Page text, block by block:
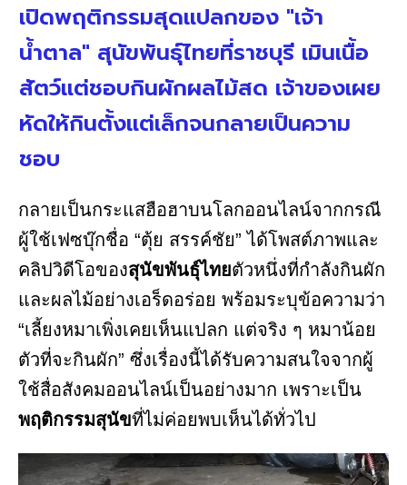
เปิดพฤติกรรมสุดแปลกของ "เจ้า
น้ำตาล" สุนัขพันธุ์ไทยที่ราชบุรี เมินเนื้อ
สัตว์แต่ชอบกินผักผลไม้สด เจ้าของเผย
หัดให้กินตั้งแต่เล็กจนกลายเป็นความ
ชอบ
กลายเป็นกระแสฮือฮาบนโลกออนไลน์จากกรณี
ผู้ใช้เฟซบุ๊กชื่อ “ตุ้ย สรรค์ชัย” ได้โพสต์ภาพและ
คลิปวิดีโอของสุนัขพันธุ์ไทยตัวหนึ่งที่กำลังกินผัก
และผลไม้อย่างเอร็ดอร่อย พร้อมระบุข้อความว่า
“เลี้ยงหมาเพิ่งเคยเห็นแปลก แต่จริง ๆ หมาน้อย
ตัวที่จะกินผัก” ซึ่งเรื่องนี้ได้รับความสนใจจากผู้
ใช้สื่อสังคมออนไลน์เป็นอย่างมาก เพราะเป็น
พฤติกรรมสุนัขที่ไม่ค่อยพบเห็นได้ทั่วไป